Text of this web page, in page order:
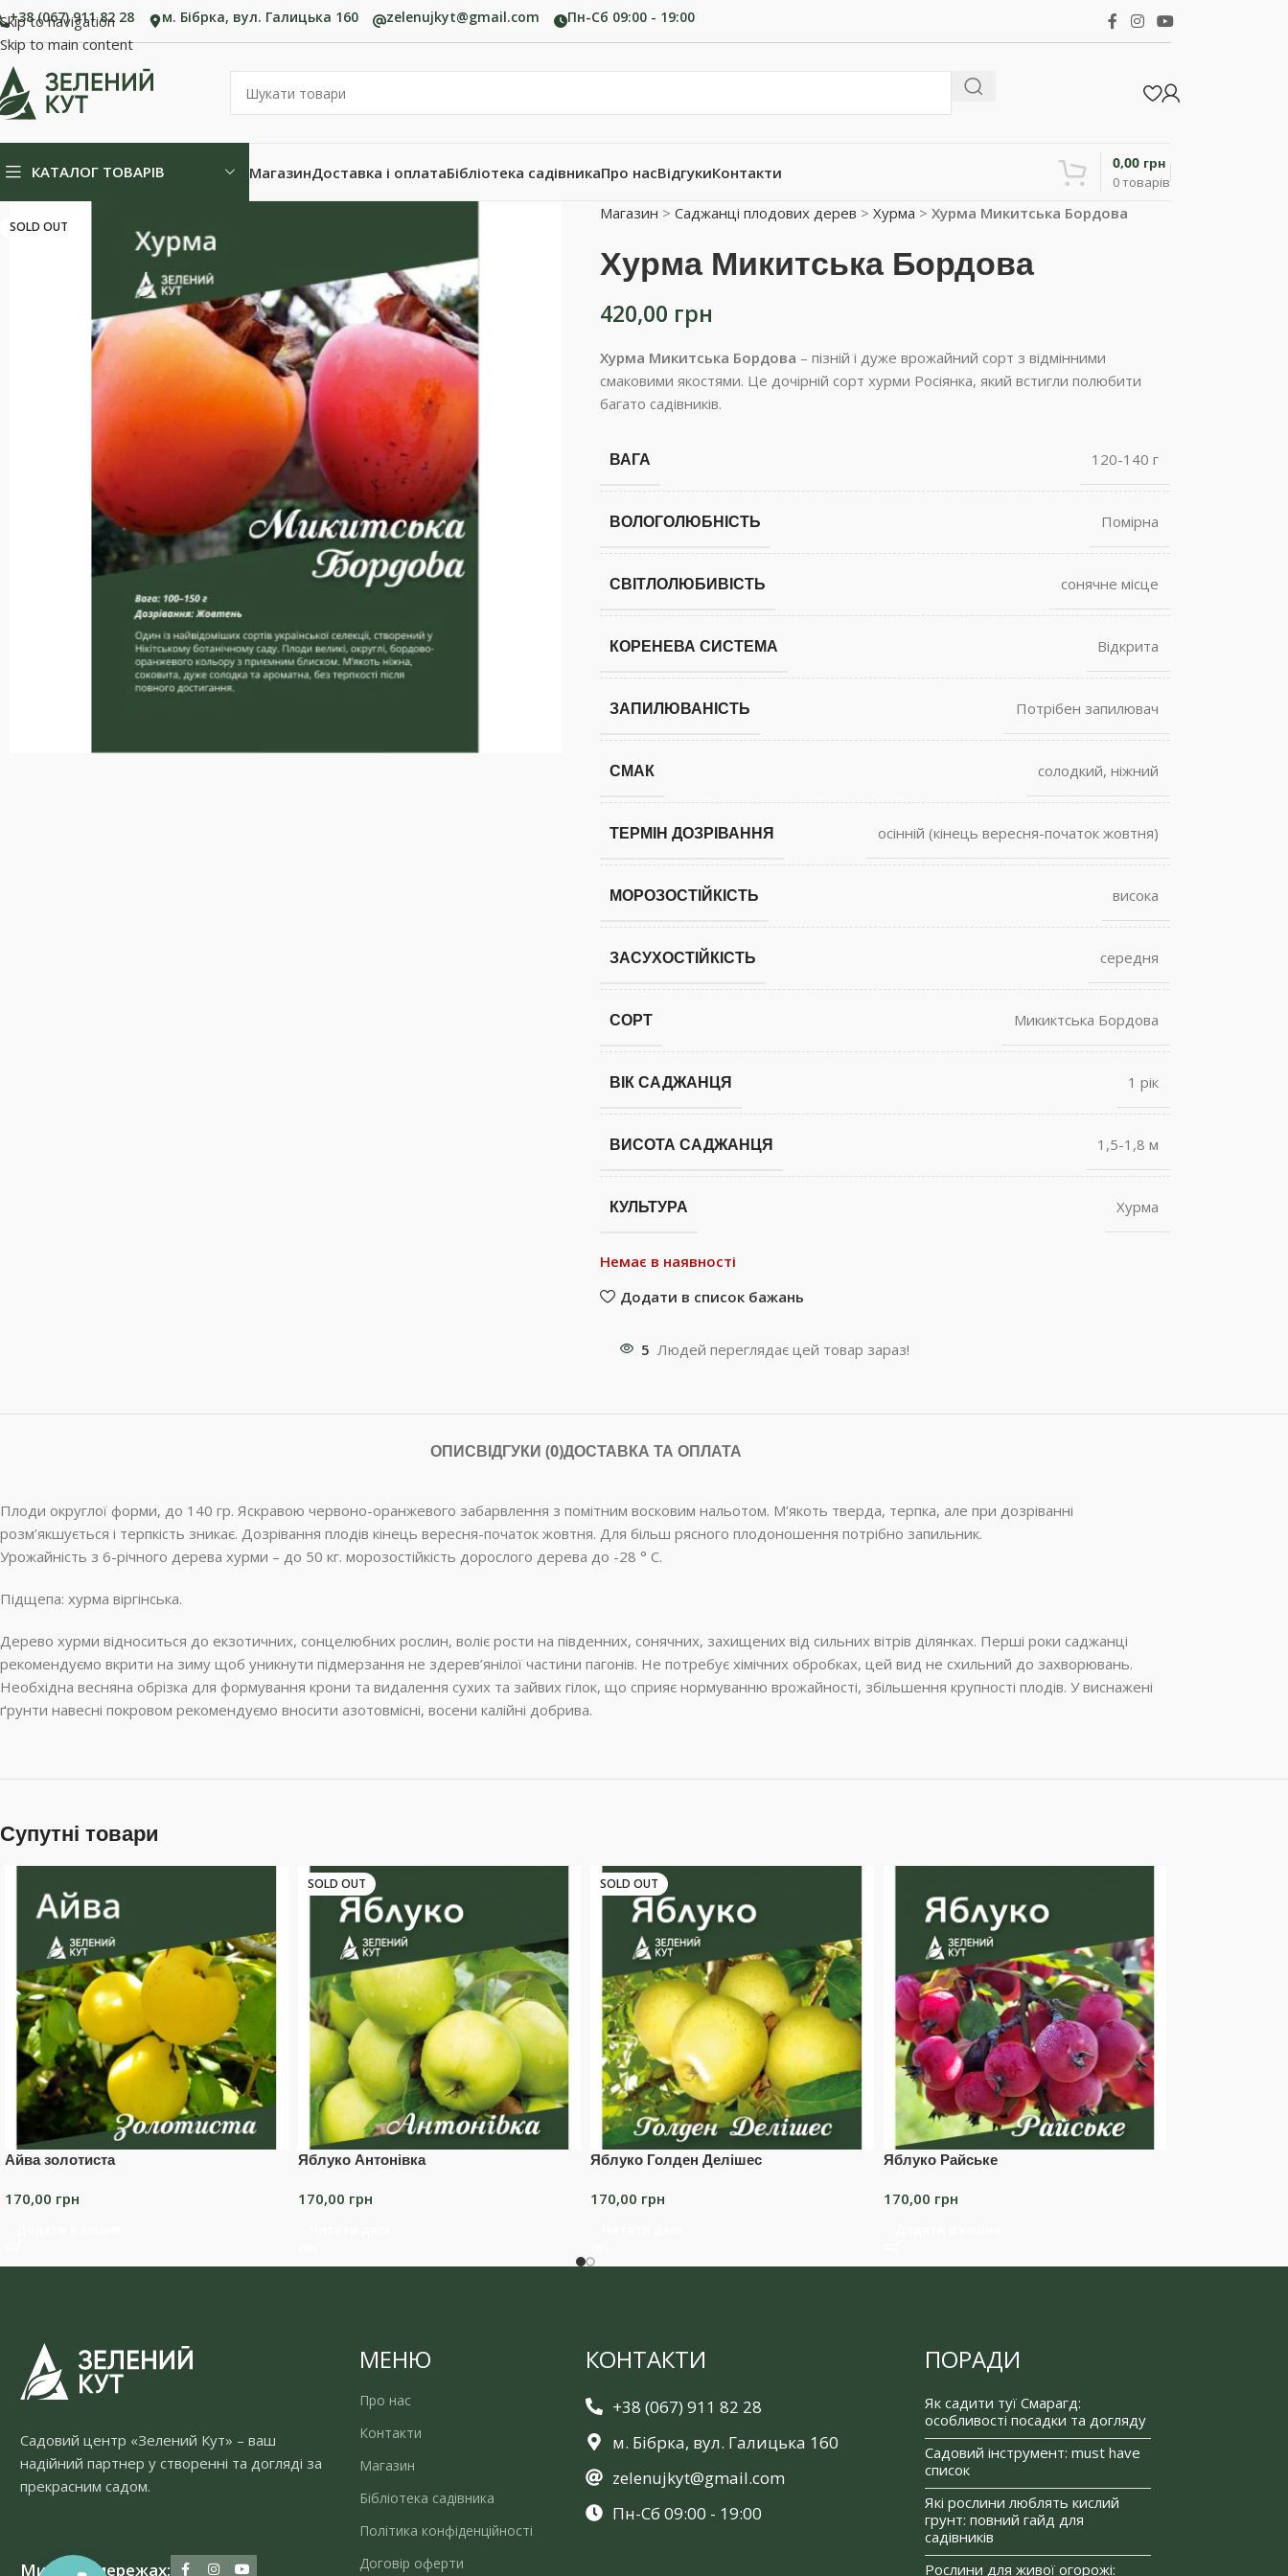
Skip to navigation
Skip to main content
+38 (067) 911 82 28 м. Бібрка, вул. Галицька 160 zelenujkyt@gmail.com Пн-Сб 09:00 - 19:00
КАТАЛОГ ТОВАРІВ МагазинДоставка і оплатаБібліотека садівникаПро насВідгукиКонтакти
0товарів
0,00 грн
SOLD OUT
Магазин > Саджанці плодових дерев > Хурма > Хурма Микитська Бордова
Хурма Микитська Бордова
420,00 грн
Хурма Микитська Бордова – пізній і дуже врожайний сорт з відмінними
смаковими якостями. Це дочірній сорт хурми Росіянка, який встигли полюбити
багато садівників.
ВАГА 120-140 г
ВОЛОГОЛЮБНІСТЬ Помірна
СВІТЛОЛЮБИВІСТЬ сонячне місце
КОРЕНЕВА СИСТЕМА Відкрита
ЗАПИЛЮВАНІСТЬ Потрібен запилювач
СМАК солодкий, ніжний
ТЕРМІН ДОЗРІВАННЯ осінній (кінець вересня-початок жовтня)
МОРОЗОСТІЙКІСТЬ висока
ЗАСУХОСТІЙКІСТЬ середня
СОРТ Микиктська Бордова
ВІК САДЖАНЦЯ 1 рік
ВИСОТА САДЖАНЦЯ 1,5-1,8 м
КУЛЬТУРА Хурма
Немає в наявності
Додати в список бажань
5 Людей переглядає цей товар зараз!
ОПИСВІДГУКИ (0)ДОСТАВКА ТА ОПЛАТА
Плоди округлої форми, до 140 гр. Яскравою червоно-оранжевого забарвлення з помітним восковим нальотом. М’якоть тверда, терпка, але при дозріванні
розм’якшується і терпкість зникає. Дозрівання плодів кінець вересня-початок жовтня. Для більш рясного плодоношення потрібно запильник.
Урожайність з 6-річного дерева хурми – до 50 кг. морозостійкість дорослого дерева до -28 ° C.
Підщепа: хурма віргінська.
Дерево хурми відноситься до екзотичних, сонцелюбних рослин, воліє рости на південних, сонячних, захищених від сильних вітрів ділянках. Перші роки саджанці
рекомендуємо вкрити на зиму щоб уникнути підмерзання не здерев’янілої частини пагонів. Не потребує хімічних обробках, цей вид не схильний до захворювань.
Необхідна весняна обрізка для формування крони та видалення сухих та зайвих гілок, що сприяє нормуванню врожайності, збільшення крупності плодів. У виснажені
ґрунти навесні покровом рекомендуємо вносити азотовмісні, восени калійні добрива.
Супутні товари
Айва золотиста
170,00 грн
SOLD OUT
Яблуко Антонівка
170,00 грн
SOLD OUT
Яблуко Голден Делішес
170,00 грн
Яблуко Райське
170,00 грн
Садовий центр «Зелений Кут» – ваш
надійний партнер у створенні та догляді за
прекрасним садом.
Ми у соцмережах:
МЕНЮ
Про нас
Контакти
Магазин
Бібліотека садівника
Політика конфіденційності
Договір оферти
КОНТАКТИ
+38 (067) 911 82 28
м. Бібрка, вул. Галицька 160
zelenujkyt@gmail.com
Пн-Сб 09:00 - 19:00
ПОРАДИ
Як садити туї Смарагд:
особливості посадки та догляду
Садовий інструмент: must have
список
Які рослини люблять кислий
грунт: повний гайд для
садівників
Рослини для живої огорожі: